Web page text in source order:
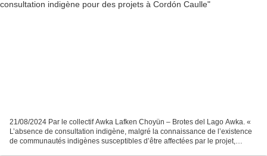
21/08/2024 Par le collectif Awka Lafken Choyün – Brotes del Lago Awka. «
L’absence de consultation indigène, malgré la connaissance de l’existence
de communautés indigènes susceptibles d’être affectées par le projet,